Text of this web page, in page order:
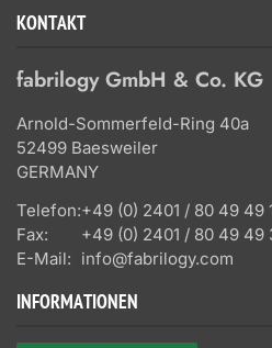
KONTAKT
fabrilogy GmbH & Co. KG
Arnold-Sommerfeld-Ring 40a
52499 Baesweiler
GERMANY
Telefon:+49 (0) 2401 / 80 49 49
Fax:
+49 (0) 2401 / 80 49 49
E-Mail: info@fabrilogy.com
INFORMATIONEN